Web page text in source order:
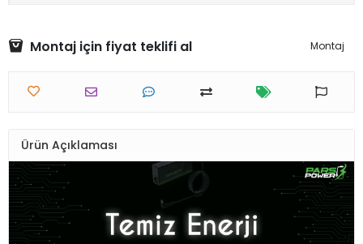
Montaj için fiyat teklifi al Montaj
Ürün Açıklaması